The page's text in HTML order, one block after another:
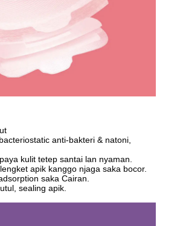
anti-bakteri & natoni,
kulit tetep santai lan nyaman.
apik kanggo njaga saka bocor.
saka Cairan.
sealing apik.